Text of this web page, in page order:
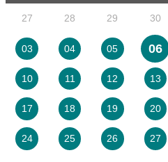
27 28 29 30
03 04 05 06
10 11 12 13
17 18 19 20
24 25 26 27